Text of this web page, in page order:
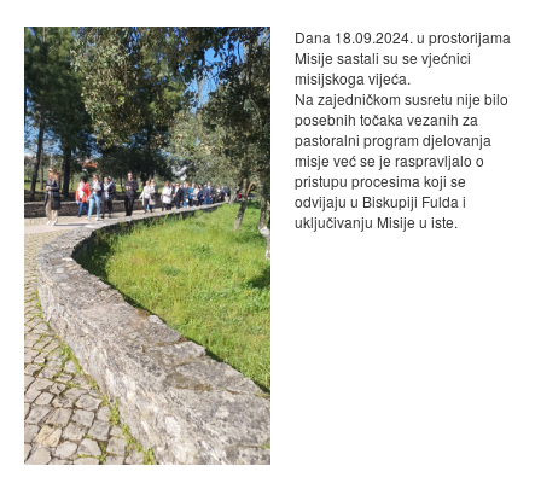
Dana 18.09.2024. u prostorijama
Misije sastali su se vjećnici
misijskoga vijeća.
Na zajedničkom susretu nije bilo
posebnih točaka vezanih za
pastoralni program djelovanja
misje već se je raspravljalo o
pristupu procesima koji se
odvijaju u Biskupiji Fulda i
uključivanju Misije u iste.